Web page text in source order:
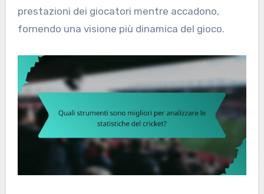
prestazioni dei giocatori mentre accadono,
fornendo una visione più dinamica del gioco.